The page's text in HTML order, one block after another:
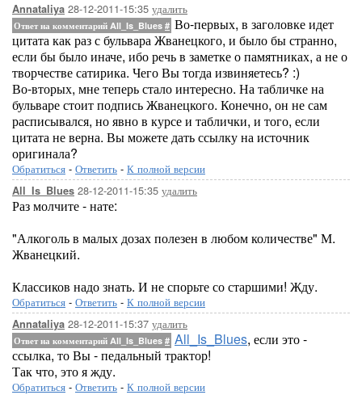
Annataliya 28-12-2011-15:35 удалить
Ответ на комментарий All_Is_Blues # Во-первых, в заголовке идет
цитата как раз с бульвара Жванецкого, и было бы странно,
если бы было иначе, ибо речь в заметке о памятниках, а не о
творчестве сатирика. Чего Вы тогда извиняетесь? :)
Во-вторых, мне теперь стало интересно. На табличке на
бульваре стоит подпись Жванецкого. Конечно, он не сам
расписывался, но явно в курсе и таблички, и того, если
цитата не верна. Вы можете дать ссылку на источник
оригинала?
Обратиться - Ответить - К полной версии
All_Is_Blues 28-12-2011-15:35 удалить
Раз молчите - нате:
"Алкоголь в малых дозах полезен в любом количестве" М.
Жванецкий.
Классиков надо знать. И не спорьте со старшими! Жду.
Обратиться - Ответить - К полной версии
Annataliya 28-12-2011-15:37 удалить
Ответ на комментарий All_Is_Blues # All_Is_Blues, если это -
ссылка, то Вы - педальный трактор!
Так что, это я жду.
Обратиться - Ответить - К полной версии